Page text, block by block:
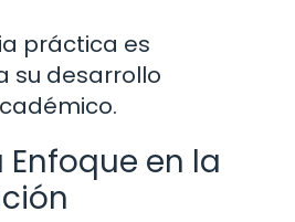
práctica es
su desarrollo
Enfoque en la